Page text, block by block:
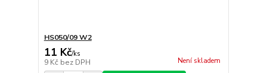
HS050/09 W2
11 Kč/ks
9 Kč bez DPH Není skladem